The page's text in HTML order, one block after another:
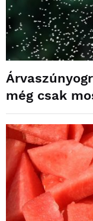
még csak